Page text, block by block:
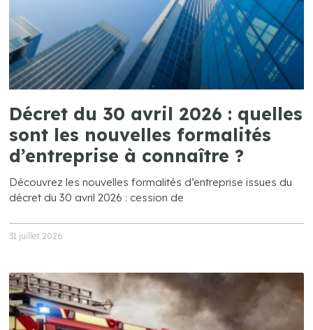
Décret du 30 avril 2026 : quelles
sont les nouvelles formalités
d’entreprise à connaître ?
Découvrez les nouvelles formalités d’entreprise issues du
décret du 30 avril 2026 : cession de
31 juillet 2026